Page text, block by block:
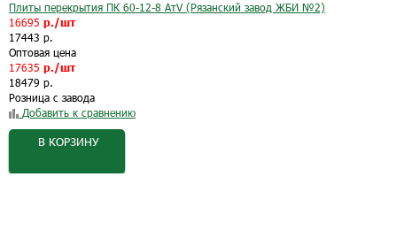
Плиты перекрытия ПК 60-12-8 АтV (Рязанский завод ЖБИ №2)
16695 р./шт
17443 р.
Оптовая цена
17635 р./шт
18479 р.
Розница с завода
Добавить к сравнению
В КОРЗИНУ